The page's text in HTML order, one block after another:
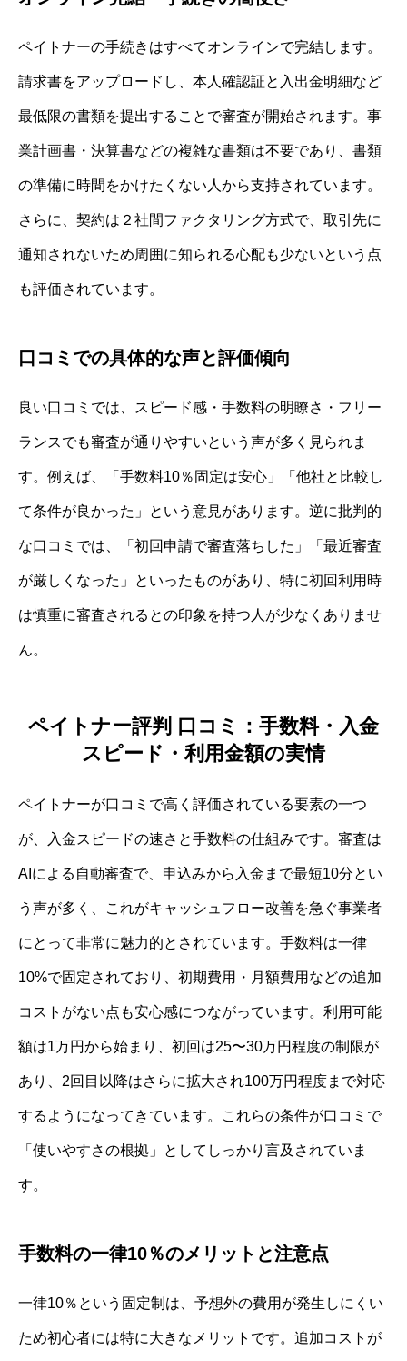
ペイトナーの手続きはすべてオンラインで完結します。
請求書をアップロードし、本人確認証と入出金明細など
最低限の書類を提出することで審査が開始されます。事
業計画書・決算書などの複雑な書類は不要であり、書類
の準備に時間をかけたくない人から支持されています。
さらに、契約は２社間ファクタリング方式で、取引先に
通知されないため周囲に知られる心配も少ないという点
も評価されています。
口コミでの具体的な声と評価傾向
良い口コミでは、スピード感・手数料の明瞭さ・フリー
ランスでも審査が通りやすいという声が多く見られま
す。例えば、「手数料10％固定は安心」「他社と比較し
て条件が良かった」という意見があります。逆に批判的
な口コミでは、「初回申請で審査落ちした」「最近審査
が厳しくなった」といったものがあり、特に初回利用時
は慎重に審査されるとの印象を持つ人が少なくありませ
ん。
ペイトナー評判 口コミ：手数料・入金
スピード・利用金額の実情
ペイトナーが口コミで高く評価されている要素の一つ
が、入金スピードの速さと手数料の仕組みです。審査は
AIによる自動審査で、申込みから入金まで最短10分とい
う声が多く、これがキャッシュフロー改善を急ぐ事業者
にとって非常に魅力的とされています。手数料は一律
10%で固定されており、初期費用・月額費用などの追加
コストがない点も安心感につながっています。利用可能
額は1万円から始まり、初回は25〜30万円程度の制限が
あり、2回目以降はさらに拡大され100万円程度まで対応
するようになってきています。これらの条件が口コミで
「使いやすさの根拠」としてしっかり言及されていま
す。
手数料の一律10％のメリットと注意点
一律10％という固定制は、予想外の費用が発生しにくい
ため初心者には特に大きなメリットです。追加コストが